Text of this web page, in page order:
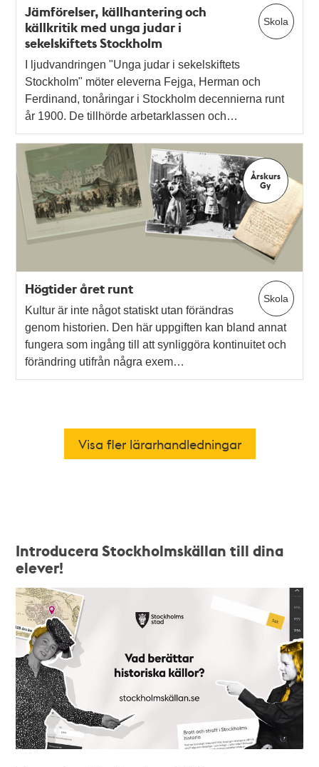
Skola
Jämförelser, källhantering och
källkritik med unga judar i
sekelskiftets Stockholm
I ljudvandringen "Unga judar i sekelskiftets
Stockholm" möter eleverna Fejga, Herman och
Ferdinand, tonåringar i Stockholm decennierna runt
år 1900. De tillhörde arbetarklassen och…
Årskurs
Gy
Skola
Högtider året runt
Kultur är inte något statiskt utan förändras
genom historien. Den här uppgiften kan bland annat
fungera som ingång till att synliggöra kontinuitet och
förändring utifrån några exem…
Introducera Stockholmskällan till dina
elever!